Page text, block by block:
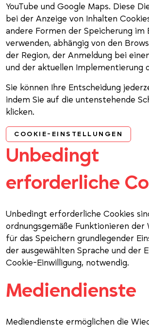
YouTube und Google Maps. Diese
bei der Anzeige von Inhalten
andere Formen der Speicherung im
verwenden, abhängig von den
der Region, der Anmeldung bei
und der aktuellen Implementierung
Sie können Ihre Entscheidung
indem Sie auf die untenstehende
klicken.
COOKIE-EINSTELLUNGEN
Unbedingt
erforderliche
Unbedingt erforderliche Cookies
ordnungsgemäße Funktionieren der
für das Speichern grundlegender
der ausgewählten Sprache und der
Cookie-Einwilligung, notwendig.
Mediendienste
Mediendienste ermöglichen die